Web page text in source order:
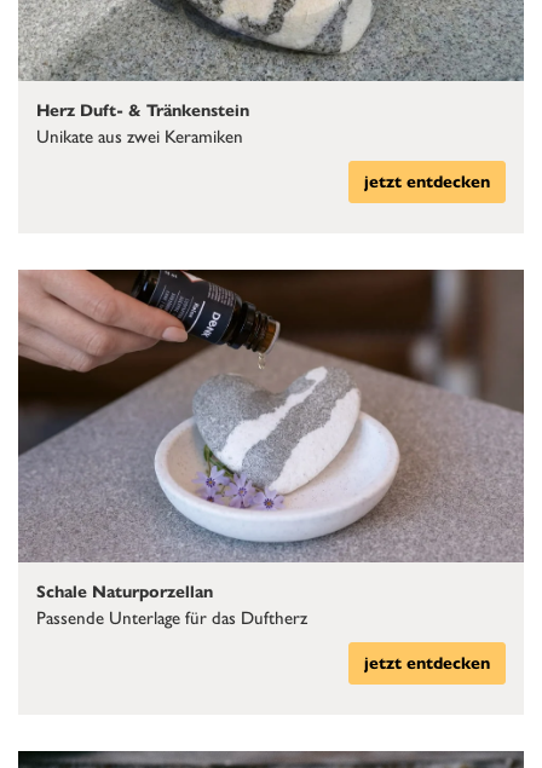
Herz Duft- & Tränkenstein
Unikate aus zwei Keramiken
jetzt entdecken
Schale Naturporzellan
Passende Unterlage für das Duftherz
jetzt entdecken